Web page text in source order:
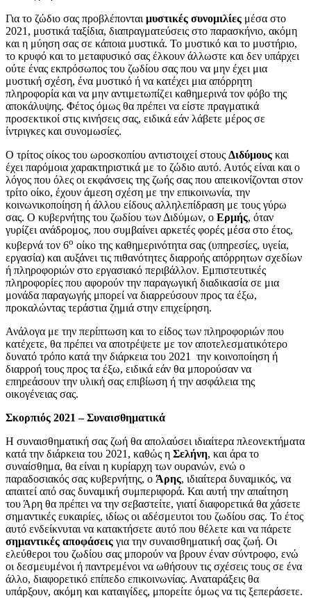
Για το ζώδιο σας προβλέπονται μυστικές συνομιλίες μέσα στο
2021, μυστικά ταξίδια, διαπραγματεύσεις στο παρασκήνιο, ακόμη
και η μύηση σας σε κάποια μυστικά. Το μυστικό και το μυστήριο,
το κρυφό και το μεταφυσικό σας έλκουν άλλωστε και δεν υπάρχει
ούτε ένας εκπρόσωπος του ζωδίου σας που να μην έχει μια
μυστική σχέση, ένα μυστικό ή να κατέχει μια απόρρητη
πληροφορία και να μην αντιμετωπίζει καθημερινά τον φόβο της
αποκάλυψης. Φέτος όμως θα πρέπει να είστε πραγματικά
προσεκτικοί στις κινήσεις σας, ειδικά εάν λάβετε μέρος σε
ίντριγκες και συνομωσίες.
Ο τρίτος οίκος του ωροσκοπίου αντιστοιχεί στους Διδύμους και
έχει παρόμοια χαρακτηριστικά με το ζώδιο αυτό. Αυτός είναι και ο
λόγος που όλες οι εκφάνσεις της ζωής σας που απεικονίζονται στον
τρίτο οίκο, έχουν άμεση σχέση με την επικοινωνία, την
κοινωνικοποίηση ή άλλου είδους αλληλεπίδραση με τους γύρω
σας. Ο κυβερνήτης του ζωδίου των Διδύμων, ο Ερμής, όταν
γυρίζει ανάδρομος, που συμβαίνει αρκετές φορές μέσα στο έτος,
κυβερνά τον 6ο οίκο της καθημερινότητα σας (υπηρεσίες, υγεία,
εργασία) και αυξάνει τις πιθανότητες διαρροής απόρρητων σχεδίων
ή πληροφοριών στο εργασιακό περιβάλλον. Εμπιστευτικές
πληροφορίες που αφορούν την παραγωγική διαδικασία σε μια
μονάδα παραγωγής μπορεί να διαρρεύσουν προς τα έξω,
προκαλώντας τεράστια ζημιά στην επιχείρηση.
Ανάλογα με την περίπτωση και το είδος των πληροφοριών που
κατέχετε, θα πρέπει να αποτρέψετε με τον αποτελεσματικότερο
δυνατό τρόπο κατά την διάρκεια του 2021 την κοινοποίηση ή
διαρροή τους προς τα έξω, ειδικά εάν θα μπορούσαν να
επηρεάσουν την υλική σας επιβίωση ή την ασφάλεια της
οικογένειας σας.
Σκορπιός 2021 –Συναισθηματικά
Η συναισθηματική σας ζωή θα απολαύσει ιδιαίτερα πλεονεκτήματα
κατά την διάρκεια του 2021, καθώς η Σελήνη, και άρα το
συναίσθημα, θα είναι η κυρίαρχη των ουρανών, ενώ ο
παραδοσιακός σας κυβερνήτης, ο Άρης, ιδιαίτερα δυναμικός, να
απαιτεί από σας δυναμική συμπεριφορά. Και αυτή την απαίτηση
του Άρη θα πρέπει να την σεβαστείτε, γιατί διαφορετικά θα χάσετε
σημαντικές ευκαιρίες, ιδίως οι αδέσμευτοι του ζωδίου σας. Το έτος
αυτό ενδείκνυται να κατακτήσετε αυτό που θέλετε και να πάρετε
σημαντικές αποφάσεις για την συναισθηματική σας ζωή. Οι
ελεύθεροι του ζωδίου σας μπορούν να βρουν έναν σύντροφο, ενώ
οι δεσμευμένοι ή παντρεμένοι να ωθήσουν τις σχέσεις τους σε ένα
άλλο, διαφορετικό επίπεδο επικοινωνίας. Αναταράξεις θα
υπάρξουν, ακόμη και καταιγίδες, μπορείτε όμως να τις ξεπεράσετε.